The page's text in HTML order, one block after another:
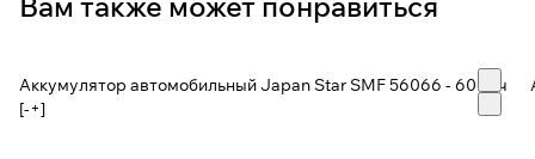
Аккумулятор автомобильный Japan Star SMF 56066 - 60 А/ч
[-+]